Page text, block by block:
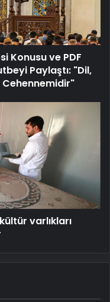
Konusu ve PDF
Paylaştı: "Dil,
Cehennemidir"
varlıkları